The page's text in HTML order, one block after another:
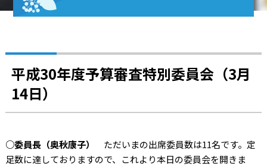
平成30年度予算審査特別委員会（3月
14日）
○委員長（奥秋康子）
ただいまの出席委員数は11名です。定
足数に達しておりますので、これより本日の委員会を開きま